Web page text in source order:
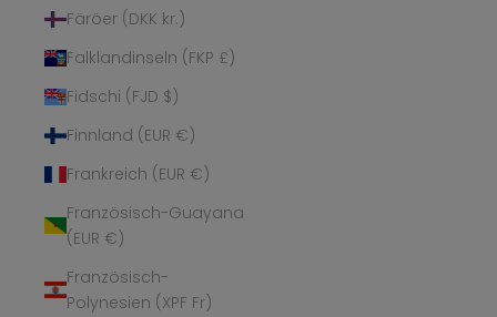
Färöer (DKK kr.)
Falklandinseln (FKP £)
Fidschi (FJD $)
Finnland (EUR €)
Frankreich (EUR €)
Französisch-Guayana
(EUR €)
Französisch-
Polynesien (XPF Fr)